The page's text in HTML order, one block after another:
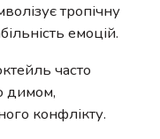
тропічну
емоцій.
часто
димом,
конфлікту.